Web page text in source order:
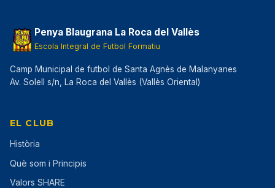
Penya Blaugrana La Roca del Vallès
Escola Integral de Futbol Formatiu
Camp Municipal de futbol de Santa Agnès de Malanyanes
Av. Solell s/n, La Roca del Vallès (Vallès Oriental)
EL CLUB
Història
Què som i Principis
Valors SHARE